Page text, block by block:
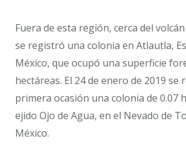
Fuera de esta región, cerca del
se registró una colonia en Atlautla,
México, que ocupó una superficie
hectáreas. El 24 de enero de 2019
primera ocasión una colonia de 0.07
ejido Ojo de Agua, en el Nevado de
México.